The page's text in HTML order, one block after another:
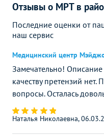
Отзывы о МРТ в
Последние оценки от
наш сервис
Медицинский центр
Замечательно!
качеству претензий нет.
вопросы. Осталась
Наталья Николаевна,